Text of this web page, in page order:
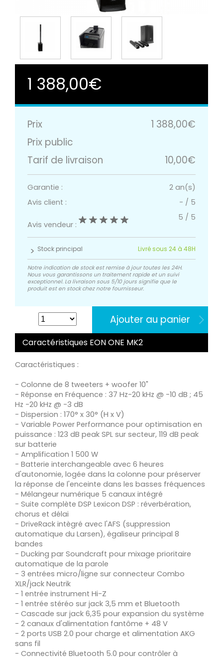
1 388,00€
Prix
1 388,00€
Prix public
Tarif de livraison
10,00€
Garantie :
2 an(s)
Avis client :
- / 5
Avis vendeur :
5 / 5
Stock principal Livré sous 24 à 48H
Notre indication de stock est remise à jour toutes les 24H.
Nous vous garantissons un traitement rapide et un suivi
exceptionnel. La livraison sous 5/10 jours signifie que le
produit est en stock chez notre fournisseur.
Ajouter au panier
Caractéristiques EON ONE MK2
Caractéristiques :
- Colonne de 8 tweeters + woofer 10"
- Réponse en Fréquence : 37 Hz-20 kHz @ -10 dB ; 45
Hz -20 kHz @ -3 dB
- Dispersion : 170° x 30° (H x V)
- Variable Power Performance pour optimisation en
puissance : 123 dB peak SPL sur secteur, 119 dB peak
sur batterie
- Amplification 1 500 W
- Batterie interchangeable avec 6 heures
d'autonomie, logée dans la colonne pour préserver
la réponse de l'enceinte dans les basses fréquences
- Mélangeur numérique 5 canaux intégré
- Suite complète DSP Lexicon DSP : réverbération,
chorus et délai
- DriveRack intègré avec l'AFS (suppression
automatique du Larsen), égaliseur principal 8
bandes
- Ducking par Soundcraft pour mixage prioritaire
automatique de la parole
- 3 entrées micro/ligne sur connecteur Combo
XLR/jack Neutrik
- 1 entrée instrument Hi-Z
- 1 entrée stéréo sur jack 3,5 mm et Bluetooth
- Cascade sur jack 6,35 pour expansion du système
- 2 canaux d'alimentation fantôme + 48 V
- 2 ports USB 2.0 pour charge et alimentation AKG
sans fil
- Connectivité Bluetooth 5.0 pour contrôler à